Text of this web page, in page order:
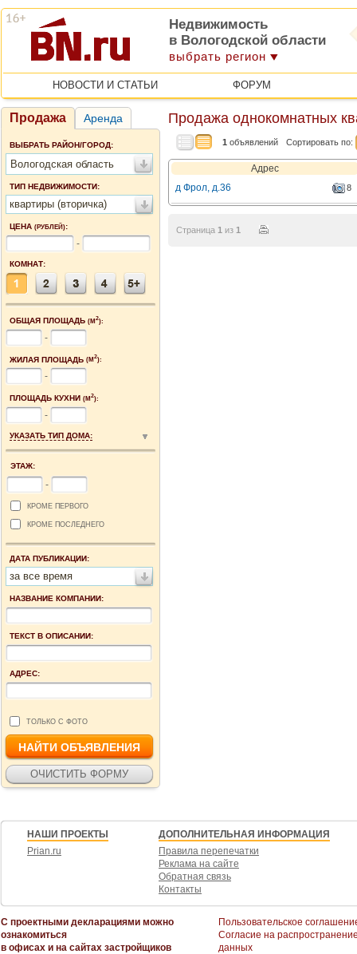
Недвижимость
в Вологодской области
выбрать регион
НОВОСТИ И СТАТЬИ ФОРУМ
Продажа Аренда
ВЫБРАТЬ РАЙОН/ГОРОД:
Вологодская область
ТИП НЕДВИЖИМОСТИ:
квартиры (вторичка)
ЦЕНА (РУБЛЕЙ):
-
КОМНАТ:
ОБЩАЯ ПЛОЩАДЬ (М2):
-
ЖИЛАЯ ПЛОЩАДЬ (М2):
-
ПЛОЩАДЬ КУХНИ (М2):
-
УКАЗАТЬ ТИП ДОМА:
ЭТАЖ:
-
КРОМЕ ПЕРВОГО
КРОМЕ ПОСЛЕДНЕГО
ДАТА ПУБЛИКАЦИИ:
за все время
НАЗВАНИЕ КОМПАНИИ:
ТЕКСТ В ОПИСАНИИ:
АДРЕС:
ТОЛЬКО С ФОТО
Продажа однокомнатных
1 объявлений Сортировать по:
Адрес
д Фрол, д.36
8
Страница 1 из 1
НАШИ ПРОЕКТЫ
Prian.ru
ДОПОЛНИТЕЛЬНАЯ ИНФОРМАЦИЯ
Правила перепечатки
Реклама на сайте
Обратная связь
Контакты
С проектными декларациями можно
ознакомиться
в офисах и на сайтах застройщиков
Пользовательское
Согласие на
данных